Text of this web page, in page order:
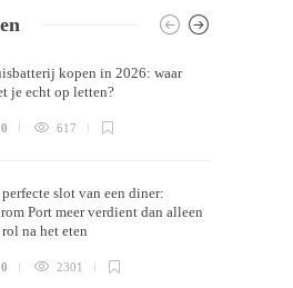
Themes . Join us right
kopen in 2026: waar
je echt op letten?
0 617
slot van een diner:
Port meer verdient dan alleen
rol na het eten
0 2301